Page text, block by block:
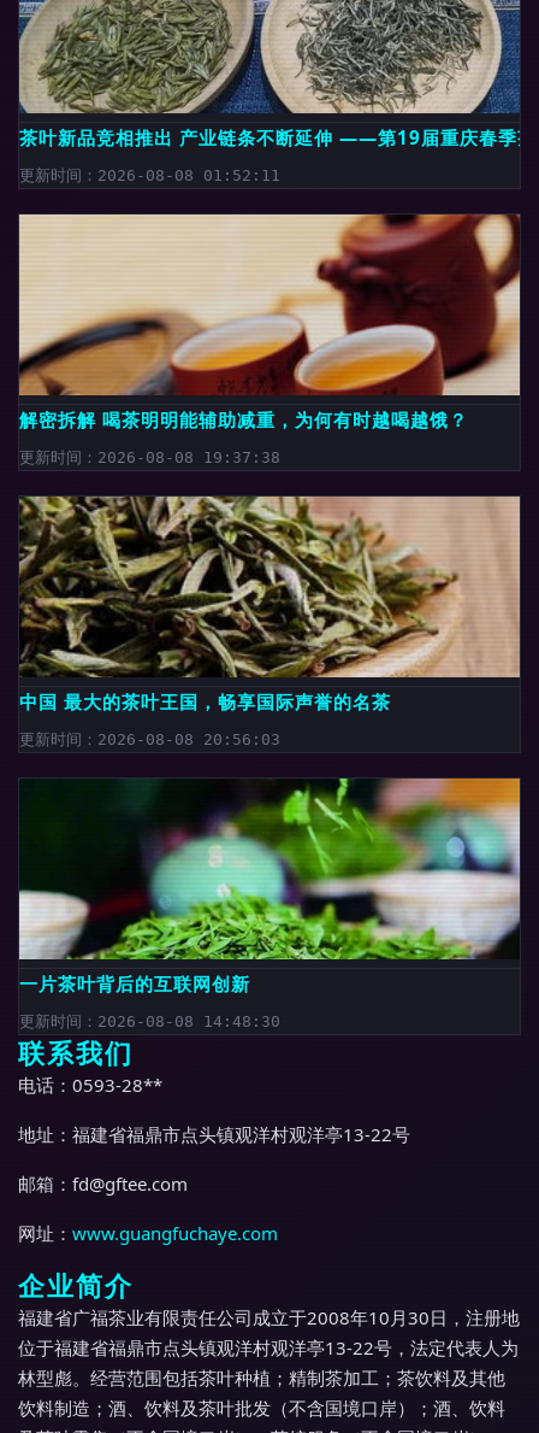
茶叶新品竞相推出 产业链条不断延伸 ——第19届重庆春季
更新时间：2026-08-08 01:52:11
解密拆解 喝茶明明能辅助减重，为何有时越喝越饿？
更新时间：2026-08-08 19:37:38
中国 最大的茶叶王国，畅享国际声誉的名茶
更新时间：2026-08-08 20:56:03
一片茶叶背后的互联网创新
更新时间：2026-08-08 14:48:30
联系我们
电话：0593-28**
地址：福建省福鼎市点头镇观洋村观洋亭13-22号
邮箱： fd@gftee.com
网址： www.guangfuchaye.com
企业简介
福建省广福茶业有限责任公司成立于2008年10月30日，注册地
位于福建省福鼎市点头镇观洋村观洋亭13-22号，法定代表人为
林型彪。经营范围包括茶叶种植；精制茶加工；茶饮料及其他
饮料制造；酒、饮料及茶叶批发（不含国境口岸）；酒、饮料